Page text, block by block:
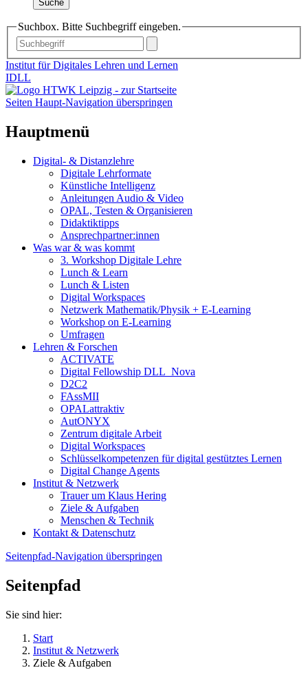
Suche
Suchbox. Bitte Suchbegriff eingeben.
Institut für Digitales Lehren und Lernen
IDLL
Seiten Haupt-Navigation überspringen
Hauptmenü
Digital- & Distanzlehre
Digitale Lehrformate
Künstliche Intelligenz
Anleitungen Audio & Video
OPAL, Testen & Organisieren
Didaktiktipps
Ansprechpartner:innen
Was war & was kommt
3. Workshop Digitale Lehre
Lunch & Learn
Lunch & Listen
Digital Workspaces
Netzwerk Mathematik/Physik + E-Learning
Workshop on E-Learning
Umfragen
Lehren & Forschen
ACTIVATE
Digital Fellowship DLL_Nova
D2C2
FAssMII
OPALattraktiv
AutONYX
Zentrum digitale Arbeit
Digital Workspaces
Schlüsselkompetenzen für digital gestütztes Lernen
Digital Change Agents
Institut & Netzwerk
Trauer um Klaus Hering
Ziele & Aufgaben
Menschen & Technik
Kontakt & Datenschutz
Seitenpfad-Navigation überspringen
Seitenpfad
Sie sind hier:
Start
Institut & Netzwerk
Ziele & Aufgaben